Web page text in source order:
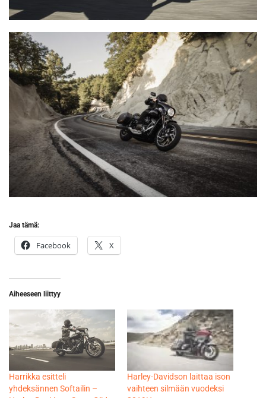
Jaa tämä:
Facebook X
Aiheeseen liittyy
Harrikka esitteli
yhdeksännen Softailin –
Harley-Davidson laittaa ison
vaihteen silmään vuodeksi